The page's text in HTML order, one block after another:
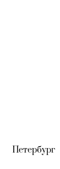
Петербург